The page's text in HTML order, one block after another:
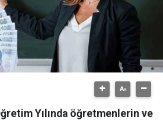
Yılında öğretmenlerin ve